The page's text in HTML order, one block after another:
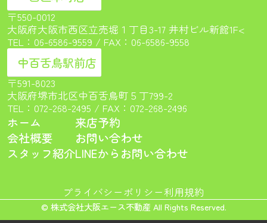
〒550-0012
大阪府大阪市西区立売堀１丁目3-17 井村ビル新館1F<
TEL： 06-6586-9559 / FAX：06-6586-9558
中百舌鳥駅前店
〒591-8023
大阪府堺市北区中百舌鳥町５丁799-2
TEL： 072-268-2495 / FAX：072-268-2496
ホーム
会社概要
スタッフ紹介
来店予約
お問い合わせ
LINEからお問い合わせ
プライバシーポリシー利用規約
© 株式会社大阪エース不動産 All Rights Reserved.